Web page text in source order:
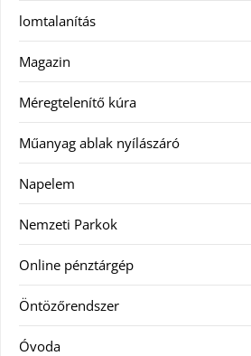
lomtalanítás
Magazin
Méregtelenítő kúra
Műanyag ablak nyílászáró
Napelem
Nemzeti Parkok
Online pénztárgép
Öntözőrendszer
Óvoda